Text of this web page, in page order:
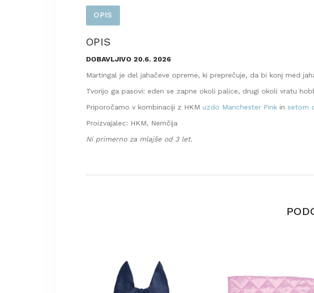
OPIS
OPIS
DOBAVLJIVO 20.6. 2026
Martingal je del jahačeve opreme, ki preprečuje, da bi konj med
Tvorijo ga pasovi: eden se zapne okoli palice, drugi okoli vratu
Priporočamo v kombinaciji z HKM uzdo Manchester Pink in setom
Proizvajalec: HKM, Nemčija
Ni primerno za mlajše od 3 let.